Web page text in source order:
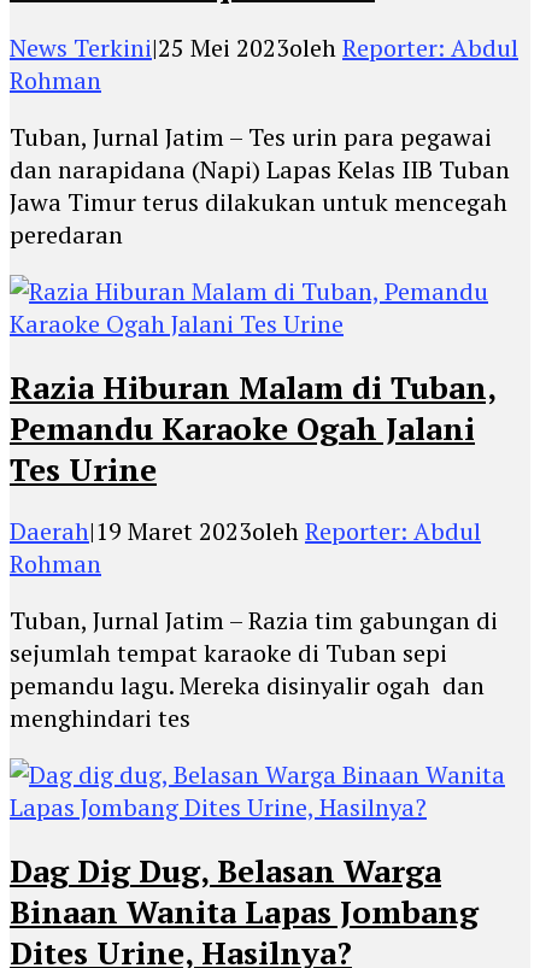
News Terkini|25 Mei 2023olehReporter: Abdul
Rohman
Tuban, Jurnal Jatim – Tes urin para pegawai
dan narapidana (Napi) Lapas Kelas IIB Tuban
Jawa Timur terus dilakukan untuk mencegah
peredaran
Razia Hiburan Malam di Tuban,
Pemandu Karaoke Ogah Jalani
Tes Urine
Daerah|19 Maret 2023olehReporter: Abdul
Rohman
Tuban, Jurnal Jatim – Razia tim gabungan di
sejumlah tempat karaoke di Tuban sepi
pemandu lagu. Mereka disinyalir ogah dan
menghindari tes
Dag Dig Dug, Belasan Warga
Binaan Wanita Lapas Jombang
Dites Urine, Hasilnya?